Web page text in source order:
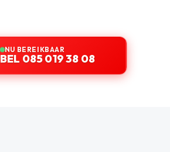
NU BEREIKBAAR
BEL 085 019 38 08